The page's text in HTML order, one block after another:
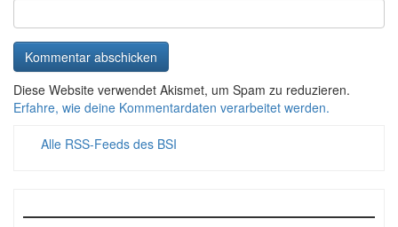
Diese Website verwendet Akismet, um Spam zu reduzieren.
Erfahre, wie deine Kommentardaten verarbeitet werden.
Alle RSS-Feeds des BSI